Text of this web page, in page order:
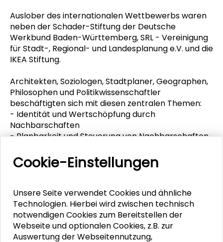
Auslober des internationalen Wettbewerbs waren
neben der Schader-Stiftung der Deutsche
Werkbund Baden-Württemberg, SRL - Vereinigung
für Stadt-, Regional- und Landesplanung e.V. und die
IKEA Stiftung.
Architekten, Soziologen, Stadtplaner, Geographen,
Philosophen und Politikwissenschaftler
beschäftigten sich mit diesen zentralen Themen:
- Identität und Wertschöpfung durch
Nachbarschaften
- Planbarkeit und Steuerung von Nachbarschaften
Nachbarschaften
- Stabilisieren und integrieren in Nachbarschaften.
Mehrwertdefinitionen und Problemlösungsansätze
für die Entwicklung und Beständigkeit ländlicher
Nachbarschaften.
Der Bericht informiert über die Ziele und den
Cookie-Einstellungen
Unsere Seite verwendet Cookies und ähnliche
Technologien. Hierbei wird zwischen technisch
notwendigen Cookies zum Bereitstellen der
Webseite und optionalen Cookies, z.B. zur
Auswertung der Webseitennutzung,